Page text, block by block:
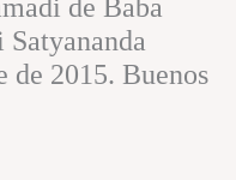
de Baba
de 2015. Buenos